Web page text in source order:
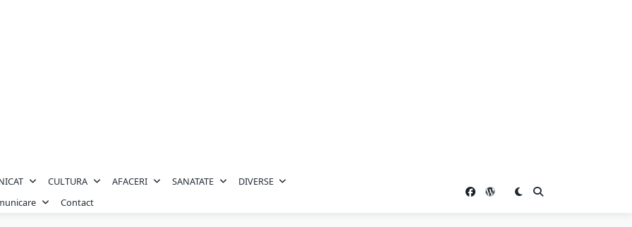
CULTURA AFACERI SANATATE
DIVERSE
Contact